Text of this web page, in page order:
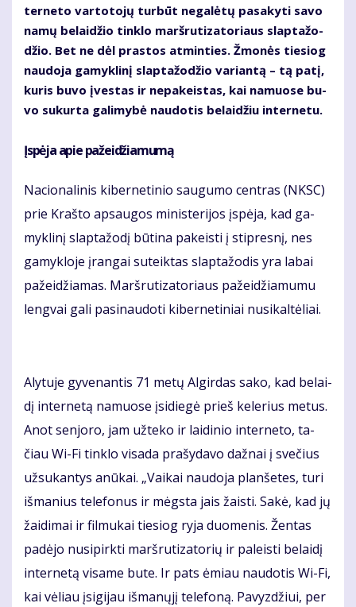
ter­ne­to var­to­to­jų tur­būt ne­ga­lė­tų pa­sa­ky­ti sa­vo
na­mų be­lai­džio tin­klo marš­ru­ti­za­to­riaus slap­ta­žo­
džio. Bet ne dėl pras­tos at­min­ties. Žmo­nės tie­siog
nau­do­ja ga­myk­li­nį slap­ta­žo­džio va­rian­tą – tą pa­tį,
ku­ris bu­vo įves­tas ir ne­pa­keis­tas, kai na­muo­se bu­
vo su­kur­ta ga­li­my­bė nau­do­tis be­lai­džiu in­ter­ne­tu.
Įspė­ja apie pa­žei­džia­mu­mą
Na­cio­na­li­nis ki­ber­ne­ti­nio sau­gu­mo cen­tras (NKSC)
prie Kraš­to ap­sau­gos mi­nis­te­ri­jos įspė­ja, kad ga­
myk­li­nį slap­ta­žo­dį bū­ti­na pa­keis­ti į stip­res­nį, nes
ga­myk­lo­je įran­gai su­teik­tas slap­ta­žo­dis yra la­bai
pa­žei­džia­mas. Marš­ru­ti­za­to­riaus pa­žei­džia­mu­mu
leng­vai ga­li pa­si­nau­do­ti ki­ber­ne­ti­niai nu­si­kal­tė­liai.
Aly­tu­je gy­ve­nan­tis 71 me­tų Al­gir­das sa­ko, kad be­lai­
dį in­ter­ne­tą na­muo­se įsi­die­gė prieš ke­le­rius me­tus.
Anot sen­jo­ro, jam už­te­ko ir lai­di­nio in­ter­ne­to, ta­
čiau Wi-Fi tin­klo vi­sa­da pra­šy­da­vo daž­nai į sve­čius
už­su­kan­tys anū­kai. „Vai­kai nau­do­ja plan­še­tes, tu­ri
iš­ma­nius te­le­fo­nus ir mėgs­ta jais žais­ti. Sa­kė, kad jų
žai­di­mai ir fil­mu­kai tie­siog ry­ja duo­me­nis. Žen­tas
pa­dė­jo nu­si­pirk­ti marš­ru­ti­za­to­rių ir pa­leis­ti be­lai­dį
in­ter­ne­tą vi­sa­me bu­te. Ir pats ėmiau nau­do­tis Wi-Fi,
kai vė­liau įsi­gi­jau iš­ma­nų­jį te­le­fo­ną. Pa­vyz­džiui, per